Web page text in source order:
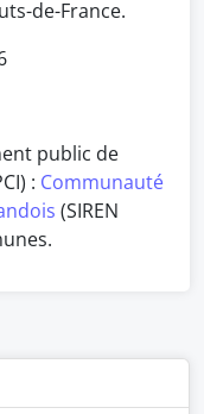
de-France.
public de
: Communauté
(SIREN